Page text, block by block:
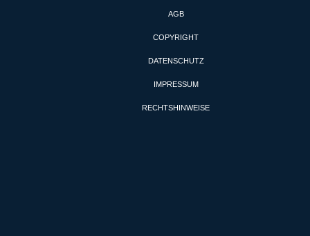
AGB
COPYRIGHT
DATENSCHUTZ
IMPRESSUM
RECHTSHINWEISE